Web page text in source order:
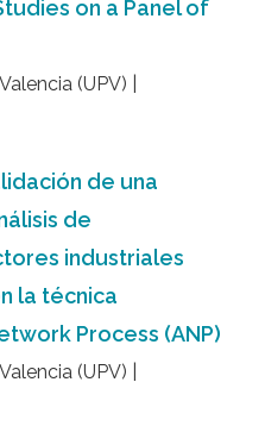
on a Panel of
(UPV) |
de una
de
industriales
la técnica
Process (ANP)
(UPV) |